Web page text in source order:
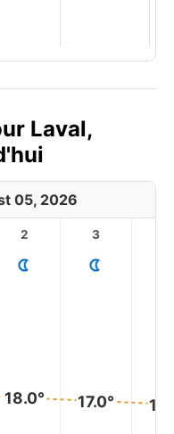
Laval,
05, 2026
2
18.0°
3
17.0°